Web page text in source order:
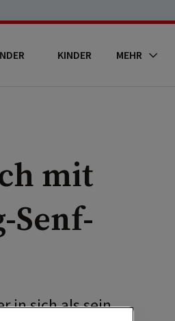
KINDER MEHR
mit
Senf-
in sich als sein